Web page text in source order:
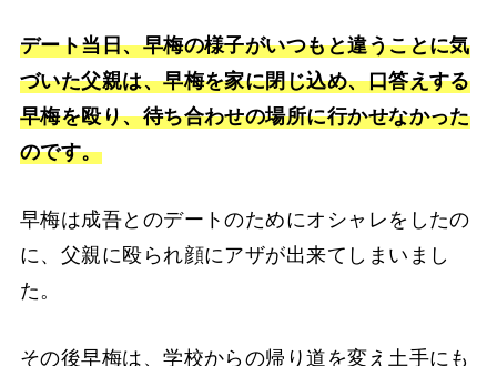
デート当日、早梅の様子がいつもと違うことに気
づいた父親は、早梅を家に閉じ込め、口答えする
早梅を殴り、待ち合わせの場所に行かせなかった
のです。
早梅は成吾とのデートのためにオシャレをしたの
に、父親に殴られ顔にアザが出来てしまいまし
た。
その後早梅は、学校からの帰り道を変え土手にも